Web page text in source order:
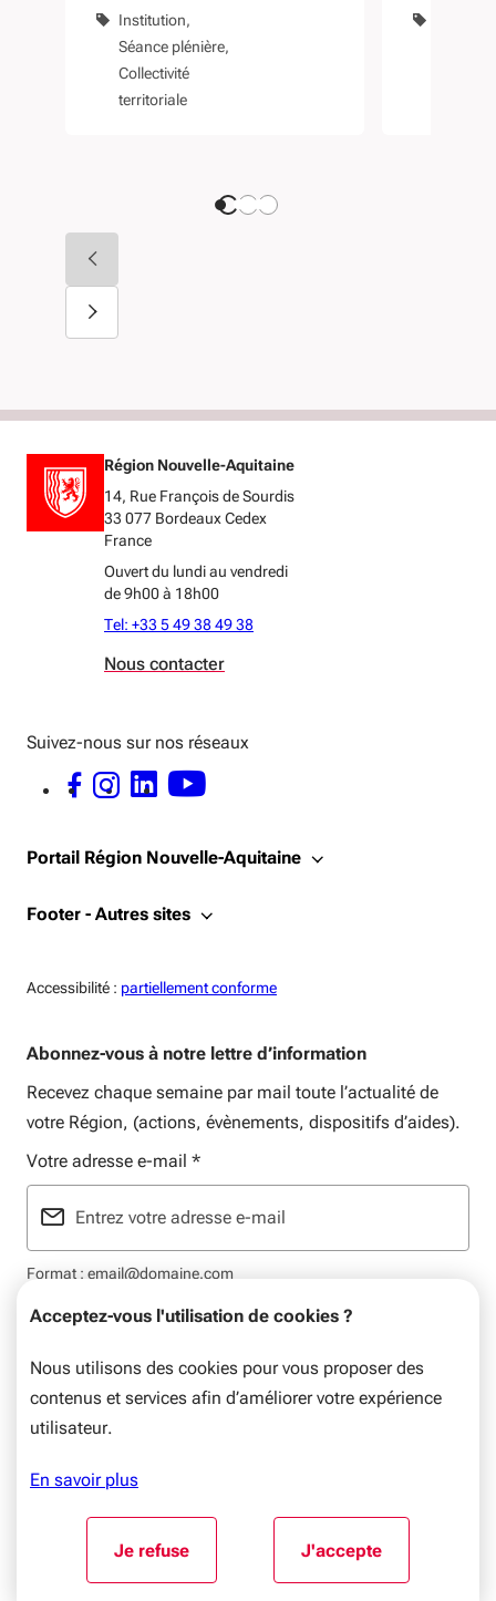
Acceptez-vous l'utilisation de cookies ?
Nous utilisons des cookies pour vous proposer des
contenus et services afin d’améliorer votre expérience
utilisateur.
En savoir plus
Je refuse
l'utilisation de cookies
J'accepte
l'utilisation de
2020Institution
Séance plénière
Collectivité
territoriale
2022
Région Nouvelle-Aquitaine
14, Rue François de Sourdis
33 077 Bordeaux Cedex
France
Ouvert du lundi au vendredi
de 9h00 à 18h00
Tel: +33 5 49 38 49 38
Nous contacter
Suivez-nous sur nos réseaux
FACEBOOK - OUVERTURE DANS UNE NOUVELLE FENÊTRE
INSTAGRAM - OUVERTURE DANS UNE NOUVELLE FENÊTRE
LINKEDIN - OUVERTURE DANS UNE NOUVELLE FENÊTRE
YOUTUBE - OUVERTURE DANS UNE NOUVELLE FENÊTRE
Portail Région Nouvelle-Aquitaine
Footer - Autres sites
Accessibilité : Accessiblité:
partiellement conforme
Abonnez-vous à notre lettre d’information
Recevez chaque semaine par mail toute l’actualité de
votre Région, (actions, évènements, dispositifs d’aides).
Votre adresse e-mail *
Format : email@domaine.com
Mentions légales
Aller au début du contenu